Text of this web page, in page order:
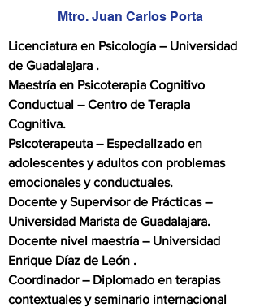
Mtro. Juan Carlos Porta
Licenciatura en Psicología – Universidad
de Guadalajara .
Maestría en Psicoterapia Cognitivo
Conductual – Centro de Terapia
Cognitiva.
Psicoterapeuta – Especializado en
adolescentes y adultos con problemas
emocionales y conductuales.
Docente y Supervisor de Prácticas –
Universidad Marista de Guadalajara.
Docente nivel maestría – Universidad
Enrique Díaz de León .
Coordinador – Diplomado en terapias
contextuales y seminario internacional